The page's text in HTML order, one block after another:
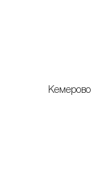
Кемерово